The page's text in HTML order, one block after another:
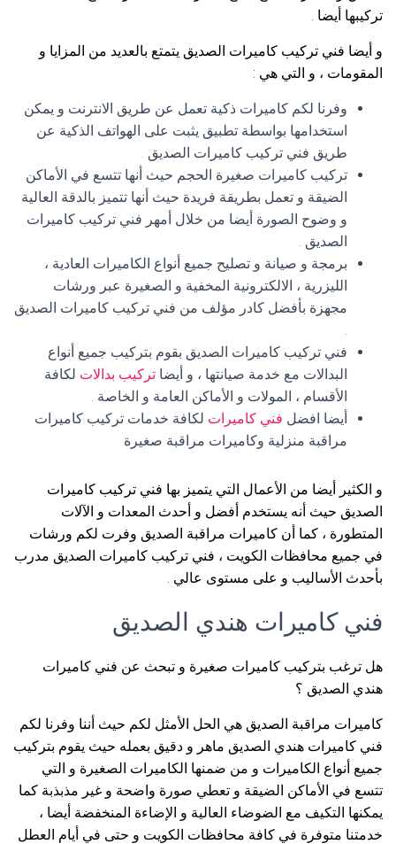
تركيبها أيضا .
و أيضا فني تركيب كاميرات الصديق يتمتع بالعديد من المزايا و
المقومات ، و التي هي :
وفرنا لكم كاميرات ذكية تعمل عن طريق الانترنت و يمكن
استخدامها بواسطة تطبيق يثبت على الهواتف الذكية عن
طريق فني تركيب كاميرات الصديق .
تركيب كاميرات صغيرة الحجم حيث أنها تتسع في الأماكن
الضيقة و تعمل بطريقة فريدة حيث أنها تتميز بالدقة العالية
و وضوح الصورة أيضا من خلال أمهر فني تركيب كاميرات
الصديق .
برمجة و صيانة و تصليح جميع أنواع الكاميرات العادية ،
الليزرية ، الالكترونية المخفية و الصغيرة عبر ورشات
مجهزة بأفضل كادر مؤلف من فني تركيب كاميرات الصديق
.
فني تركيب كاميرات الصديق بقوم بتركيب جميع أنواع
البدالات مع خدمة صيانتها ، و أيضا تركيب بدالات لكافة
الأقسام ، المولات و الأماكن العامة و الخاصة .
أيضا افضل فني كاميرات لكافة خدمات تركيب كاميرات
مراقبة منزلية وكاميرات مراقبة صغيرة
و الكثير أيضا من الأعمال التي يتميز بها فني تركيب كاميرات
الصديق حيث أنه يستخدم أفضل و أحدث المعدات و الآلات
المتطورة ، كما أن كاميرات مراقبة الصديق وفرت لكم ورشات
في جميع محافظات الكويت ، فني تركيب كاميرات الصديق مدرب
بأحدث الأساليب و على مستوى عالي .
فني كاميرات هندي الصديق
هل ترغب بتركيب كاميرات صغيرة و تبحث عن فني كاميرات
هندي الصديق ؟
كاميرات مراقبة الصديق هي الحل الأمثل لكم حيث أننا وفرنا لكم
فني كاميرات هندي الصديق ماهر و دقيق بعمله حيث يقوم بتركيب
جميع أنواع الكاميرات و من ضمنها الكاميرات الصغيرة و التي
تتسع في الأماكن الضيقة و تعطي صورة واضحة و غير مذبذبة كما
يمكنها التكيف مع الضوضاء العالية و الإضاءة المنخفضة أيضا ،
خدمتنا متوفرة في كافة محافظات الكويت و حتى في أيام العطل